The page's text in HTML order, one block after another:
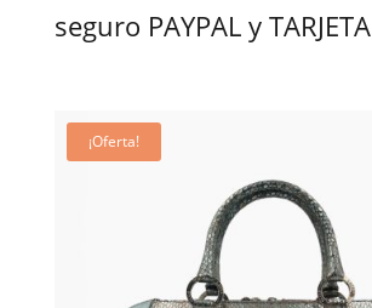
145,00€.55,00€.
seguro PAYPAL y TARJETA
¡Oferta!